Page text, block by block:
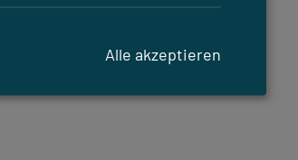
Alle akzeptieren